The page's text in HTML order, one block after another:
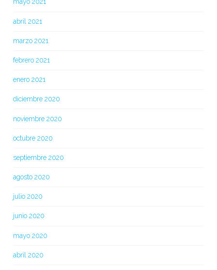
mayo 2021
abril 2021
marzo 2021
febrero 2021
enero 2021
diciembre 2020
noviembre 2020
octubre 2020
septiembre 2020
agosto 2020
julio 2020
junio 2020
mayo 2020
abril 2020